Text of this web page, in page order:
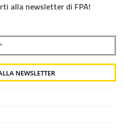
alla newsletter di FPA!